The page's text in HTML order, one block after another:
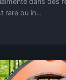
rare ou in...